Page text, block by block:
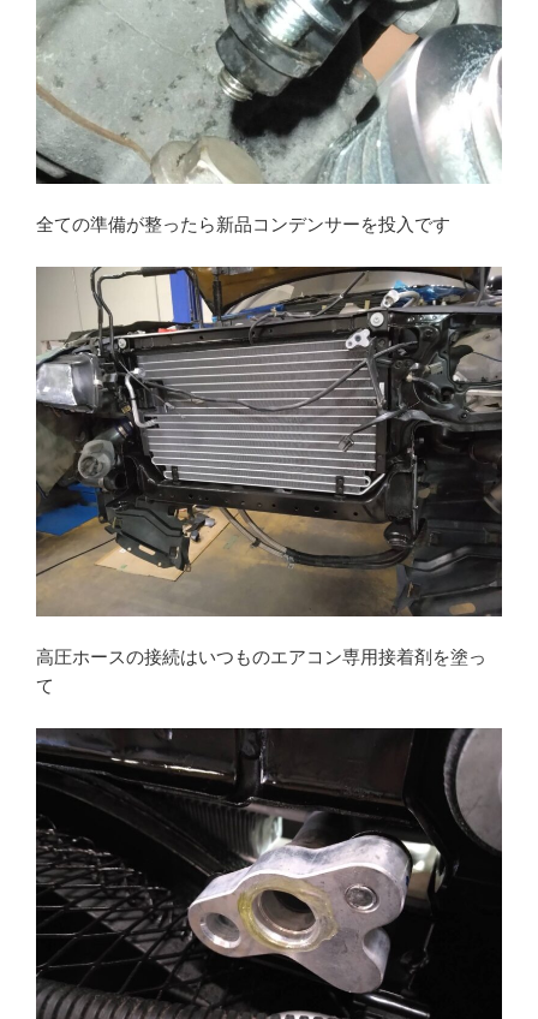
全ての準備が整ったら新品コンデンサーを投入です
高圧ホースの接続はいつものエアコン専用接着剤を塗っ
て